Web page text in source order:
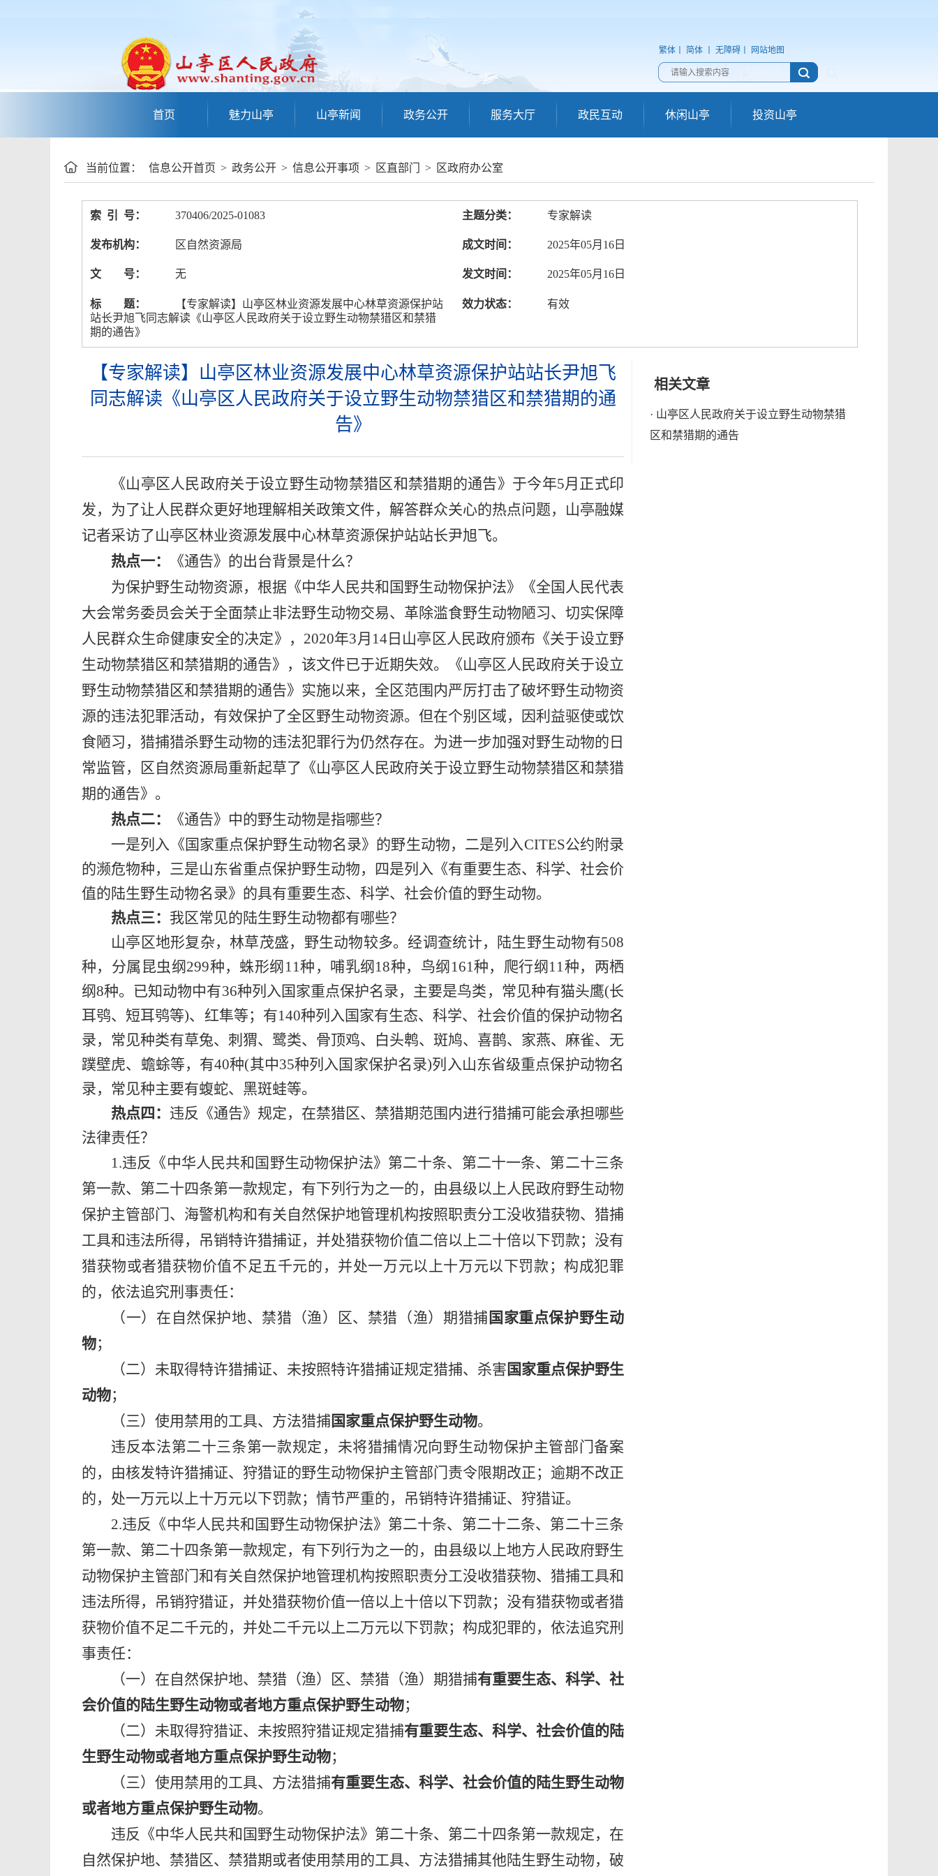
繁体 简体 无障碍 网站地图
首页 魅力山亭 山亭新闻 政务公开 服务大厅 政民互动 休闲山亭 投资山亭
当前位置： 信息公开首页 > 政务公开 > 信息公开事项 > 区直部门 > 区政府办公室
索 引 号： 370406/2025-01083 主题分类： 专家解读
发布机构： 区自然资源局 成文时间： 2025年05月16日
文 号： 无 发文时间： 2025年05月16日
标 题：
【专家解读】山亭区林业资源发展中心林草资源保护站
站长尹旭飞同志解读《山亭区人民政府关于设立野生动物禁猎区和禁猎
期的通告》
效力状态： 有效
【专家解读】山亭区林业资源发展中心林草资源保护站站长尹旭飞
同志解读《山亭区人民政府关于设立野生动物禁猎区和禁猎期的通
告》
《山亭区人民政府关于设立野生动物禁猎区和禁猎期的通告》于今年5月正式印
发，为了让人民群众更好地理解相关政策文件，解答群众关心的热点问题，山亭融媒
记者采访了山亭区林业资源发展中心林草资源保护站站长尹旭飞。
热点一：
《通告》的出台背景是什么？
为保护野生动物资源，根据《中华人民共和国野生动物保护法》《全国人民代表
大会常务委员会关于全面禁止非法野生动物交易、革除滥食野生动物陋习、切实保障
人民群众生命健康安全的决定》， 2020年3月 14日山亭区人民政府颁布《关于设立野
生动物禁猎区和禁猎期的通告》，该文件已于近期失效。《山亭区人民政府关于设立
野生动物禁猎区和禁猎期的通告》实施以来，全区范围内严厉打击了破坏野生动物资
源的违法犯罪活动，有效保护了全区野生动物资源。但在个别区域，因利益驱使或饮
食陋习，猎捕猎杀野生动物的违法犯罪行为仍然存在。为进一步加强对野生动物的日
常监管，区自然资源局重新起草了《山亭区人民政府关于设立野生动物禁猎区和禁猎
期的通告》。
热点二：
《通告》中的野生动物是指哪些？
一是列入《国家重点保护野生动物名录》的野生动物，二是列入CITES公约附录
的濒危物种，三是山东省重点保护野生动物，四是列入《有重要生态、科学、社会价
值的陆生野生动物名录》的具有重要生态、科学、社会价值的野生动物。
热点三： 我区常见的陆生野生动物都有哪些？
山亭区地形复杂，林草茂盛，野生动物较多。经调查统计，
陆生野生动物有508
种，分属昆虫纲299种，蛛形纲11种，哺乳纲18种，鸟纲161种，爬行纲11种，两栖
纲8种。已知动物中有36种列入国家重点保护名录，主要是鸟类，常见种有猫头鹰(长
耳鸮、短耳鸮等)、红隼等；有140种列入国家有生态、科学、社会价值的保护动物名
录，常见种类有草兔、刺猬、鹭类、骨顶鸡、白头鹎、斑鸠、喜鹊、家燕、麻雀、无
蹼壁虎、蟾蜍等，有40种(其中35种列入国家保护名录)列入山东省级重点保护动物名
录，常见种主要有蝮蛇、 黑斑蛙等。
热点四： 违反《通告》规定，在禁猎区、禁猎期范围内进行猎捕可能会承担哪些
法律责任？
1.违反 《中华人民共和国野生动物保护法》 第二十条、第二十一条、第二十三条
第一款、第二十四条第一款规定，有下列行为之一的，由县级以上人民政府野生动物
保护主管部门、海警机构和有关自然保护地管理机构按照职责分工没收猎获物、猎捕
工具和违法所得，吊销特许猎捕证，并处猎获物价值二倍以上二十倍以下罚款；没有
猎获物或者猎获物价值不足五千元的，并处一万元以上十万元以下罚款；构成犯罪
的，依法追究刑事责任：
（一）在自然保护地、禁猎（渔）区、禁猎（渔）期猎捕 国家重点保护野生动
物；
（二）未取得特许猎捕证、未按照特许猎捕证规定猎捕、杀害 国家重点保护野生
动物；
（三）使用禁用的工具、方法猎捕 国家重点保护野生动物。
违反本法第二十三条第一款规定，未将猎捕情况向野生动物保护主管部门备案
的，由核发特许猎捕证、狩猎证的野生动物保护主管部门责令限期改正；逾期不改正
的，处一万元以上十万元以下罚款；情节严重的，吊销特许猎捕证、狩猎证。
2.违反 《中华人民共和国野生动物保护法》 第二十条、第二十二条、第二十三条
第一款、第二十四条第一款规定，有下列行为之一的，由县级以上地方人民政府野生
动物保护主管部门和有关自然保护地管理机构按照职责分工没收猎获物、猎捕工具和
违法所得，吊销狩猎证，并处猎获物价值一倍以上十倍以下罚款；没有猎获物或者猎
获物价值不足二千元的，并处二千元以上二万元以下罚款；构成犯罪的，依法追究刑
事责任：
（一）在自然保护地、禁猎（渔）区、禁猎（渔）期猎捕有重要生态、科学、社
会价值的陆生野生动物或者地方重点保护野生动物；
（二）未取得狩猎证、未按照狩猎证规定猎捕有重要生态、科学、社会价值的陆
生野生动物或者地方重点保护野生动物；
（三）使用禁用的工具、方法猎捕有重要生态、科学、社会价值的陆生野生动物
或者地方重点保护野生动物。
违反 《中华人民共和国野生动物保护法》 第二十条、第二十四条第一款规定，在
自然保护地、禁猎区、禁猎期或者使用禁用的工具、方法猎捕其他陆生野生动物，破
相关文章
· 山亭区人民政府关于设立野生动物禁猎
区和禁猎期的通告